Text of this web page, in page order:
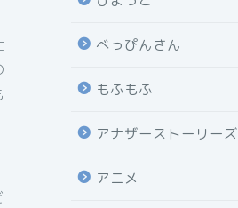
べっぴんさん
もふもふ
アナザーストーリーズ
アニメ